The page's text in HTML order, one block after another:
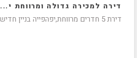
דירה למכירה גדולה ומרווחת י...
דירת 5 חדרים מרווחת,יפהפייה בניין חדיש